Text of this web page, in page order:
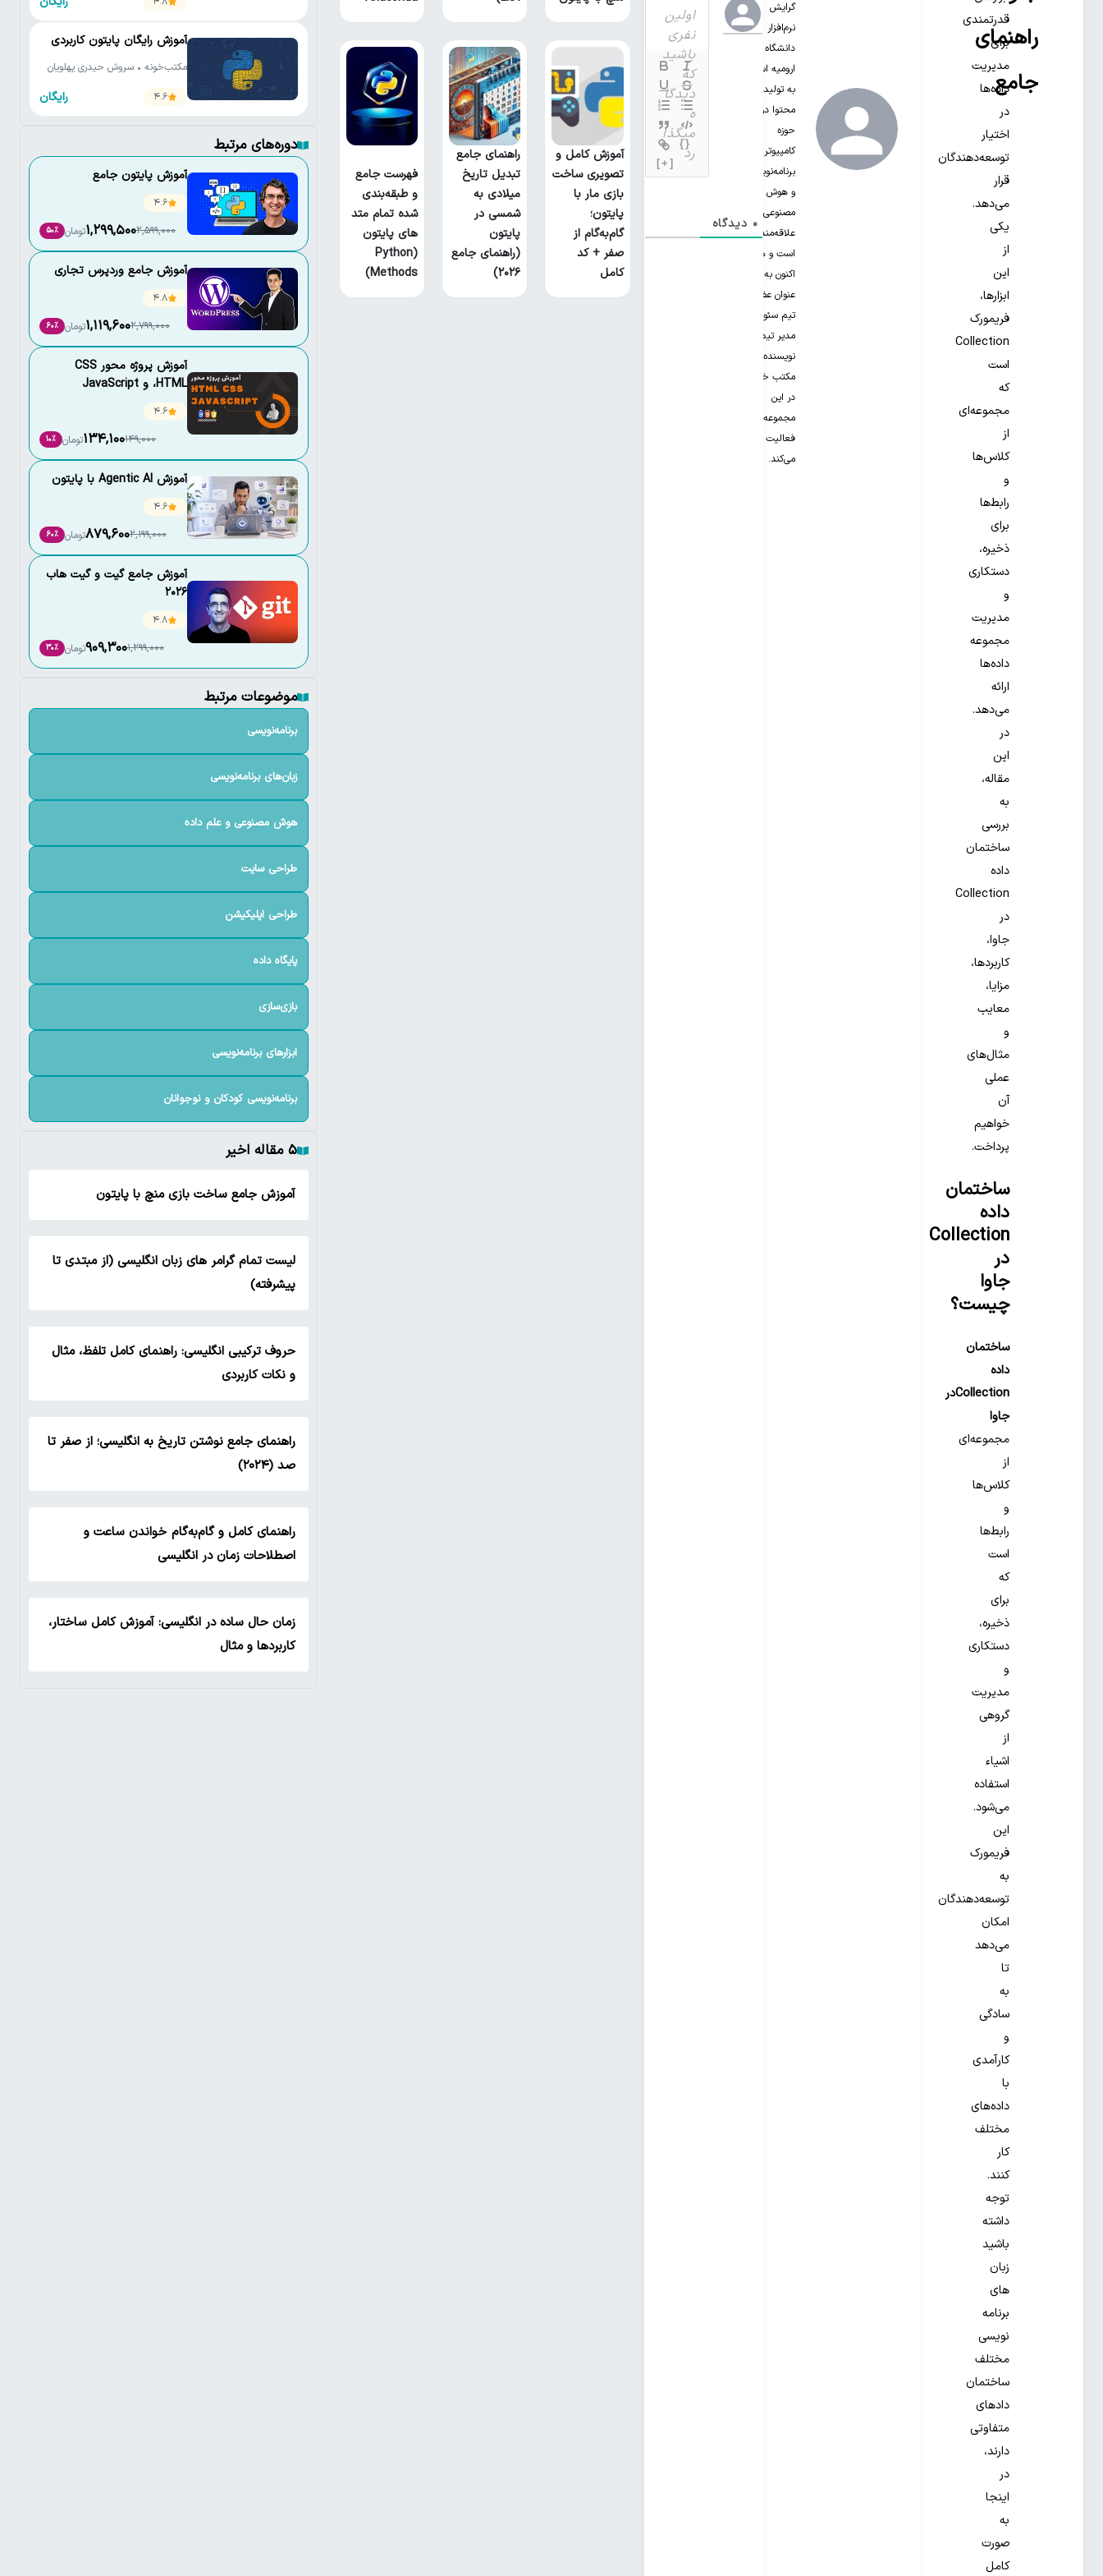
راهنمای
جامع
قدرتمندی
برای
مدیریت
داده‌ها
در
اختیار
توسعه‌دهندگان
قرار
می‌دهد.
یکی
از
این
ابزارها،
فریمورک
Collection
است
که
مجموعه‌ای
از
کلاس‌ها
و
رابط‌ها
برای
ذخیره،
دستکاری
و
مدیریت
مجموعه
داده‌ها
ارائه
می‌دهد.
در
این
مقاله،
به
بررسی
ساختمان
داده
Collection
در
جاوا،
کاربردها،
مزایا،
معایب
و
مثال‌های
عملی
آن
خواهیم
پرداخت.
ساختمان
داده
Collection
در
جاوا
چیست؟
ساختمان
داده
Collectionدر
جاوا
مجموعه‌ای
از
کلاس‌ها
و
رابط‌ها
است
که
برای
ذخیره،
دستکاری
و
مدیریت
گروهی
از
اشیاء
استفاده
می‌شود.
این
فریمورک
به
توسعه‌دهندگان
امکان
می‌دهد
تا
به
سادگی
و
کارآمدی
با
داده‌های
مختلف
کار
کنند.
توجه
داشته
باشید
زبان
های
برنامه
نویسی
مختلف
ساختمان
دادهای
متفاوتی
دارند،
در
اینجا
به
صورت
کامل
گرایش
نرم‌افزار از
دانشگاه
ارومیه است.
به تولید
محتوا در
حوزه
کامپیوتر،
برنامه‌نویسی
و هوش
مصنوعی
علاقه‌مند‌
است و هم
اکنون به
عنوان عضو
تیم سئو و
مدیر تیم
نویسنده‌های
مکتب خونه
در این
مجموعه
فعالیت
می‌کند.
{}
[+]
0 دیدگاه
آموزش کامل و
تصویری ساخت
بازی مار با
پایتون؛
گام‌به‌گام از
صفر + کد
کامل
راهنمای جامع
تبدیل تاریخ
میلادی به
شمسی در
پایتون
(راهنمای جامع
۲۰۲۶)
فهرست جامع
و طبقه‌بندی
شده تمام متد
های پایتون
(Python
Methods)
آموزش رایگان پایتون کاربردی
مکتب‌خونه • سروش حیدری پهلویان
4.6
رایگان
دوره‌های مرتبط
آموزش پایتون جامع
4.6
2,599,000
1,299,500تومان 50٪
آموزش جامع وردپرس تجاری
4.8
2,799,000
1,119,600تومان 60٪
آموزش پروژه محور CSS
،HTML و JavaScript
4.6
149,000
134,100تومان 10٪
آموزش Agentic AI با پایتون
4.6
2,199,000
879,600تومان 60٪
آموزش جامع گیت و گیت هاب
2026
4.8
1,299,000
909,300تومان 30٪
موضوعات مرتبط
برنامه‌نویسی
زبان‌های برنامه‌نویسی
هوش مصنوعی و علم داده
طراحی سایت
طراحی اپلیکیشن
پایگاه داده
بازی‌سازی
ابزارهای برنامه‌نویسی
برنامه‌نویسی کودکان و نوجوانان
۵ مقاله اخیر
آموزش جامع ساخت بازی منچ با پایتون
لیست تمام گرامر های زبان انگلیسی (از مبتدی تا
پیشرفته)
حروف ترکیبی انگلیسی: راهنمای کامل تلفظ، مثال
و نکات کاربردی
راهنمای جامع نوشتن تاریخ به انگلیسی؛ از صفر تا
صد (۲۰۲۴)
راهنمای کامل و گام‌به‌گام خواندن ساعت و
اصطلاحات زمان در انگلیسی
زمان حال ساده در انگلیسی: آموزش کامل ساختار،
کاربردها و مثال